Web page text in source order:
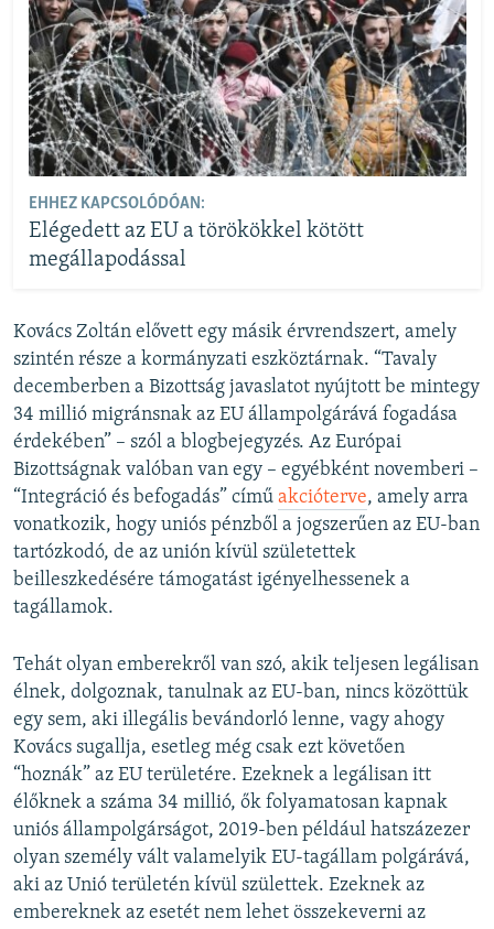
EHHEZ KAPCSOLÓDÓAN:
Elégedett az EU a törökökkel kötött
megállapodással
Kovács Zoltán elővett egy másik érvrendszert, amely
szintén része a kormányzati eszköztárnak. “Tavaly
decemberben a Bizottság javaslatot nyújtott be mintegy
34 millió migránsnak az EU állampolgárává fogadása
érdekében” – szól a blogbejegyzés. Az Európai
Bizottságnak valóban van egy – egyébként novemberi –
“Integráció és befogadás” című akcióterve, amely arra
vonatkozik, hogy uniós pénzből a jogszerűen az EU-ban
tartózkodó, de az unión kívül születettek
beilleszkedésére támogatást igényelhessenek a
tagállamok.
Tehát olyan emberekről van szó, akik teljesen legálisan
élnek, dolgoznak, tanulnak az EU-ban, nincs közöttük
egy sem, aki illegális bevándorló lenne, vagy ahogy
Kovács sugallja, esetleg még csak ezt követően
“hoznák” az EU területére. Ezeknek a legálisan itt
élőknek a száma 34 millió, ők folyamatosan kapnak
uniós állampolgárságot, 2019-ben például hatszázezer
olyan személy vált valamelyik EU-tagállam polgárává,
aki az Unió területén kívül születtek. Ezeknek az
embereknek az esetét nem lehet összekeverni az